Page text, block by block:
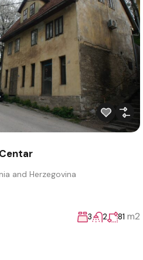
and Herzegovina
3 2 81 m2